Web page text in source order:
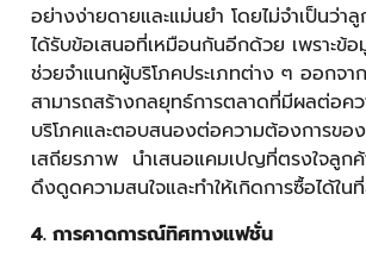
อย่างง่ายดายและแม่นยำ โดยไม่จำเป็นว่า
ได้รับข้อเสนอที่เหมือนกันอีกด้วย เพราะข้
ช่วยจำแนกผู้บริโภคประเภทต่าง ๆ ออกจา
สามารถสร้างกลยุทธ์การตลาดที่มีผลต่อค
บริโภคและตอบสนองต่อความต้องการขอ
เสถียรภาพ นำเสนอแคมเปญที่ตรงใจลูกค้
ดึงดูดความสนใจและทำให้เกิดการซื้อได้ใน
4. การคาดการณ์ทิศทางแฟชั่น